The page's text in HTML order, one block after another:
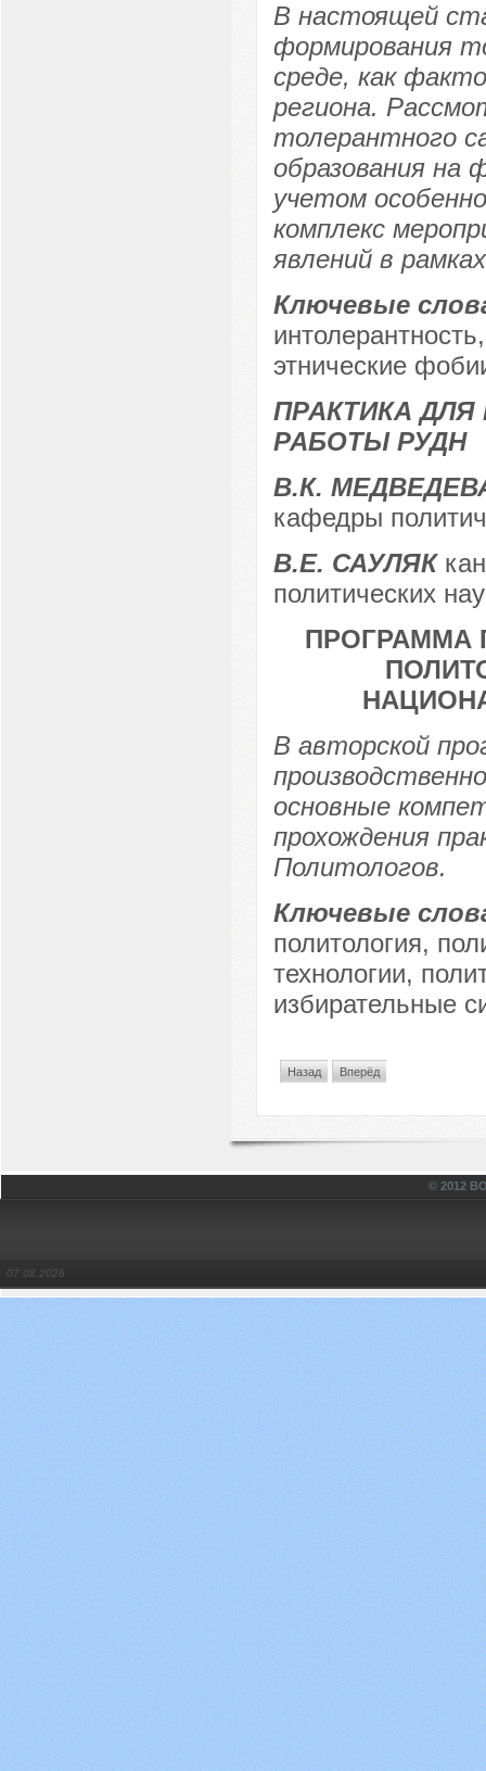
В настоящей
формирования
среде, как
региона.
толерантного
образования на
учетом
комплекс
явлений в
Ключевые
этнические
ПРАКТИКА
РАБОТЫ РУДН
В.К.
кафедры
В.Е. САУЛЯК
политических
ПРОГРАММА
В авторской
основные
прохождения
Политологов.
Ключевые
политология,
технологии,
избирательные
Назад Вперёд
© 2012
07.08.2026